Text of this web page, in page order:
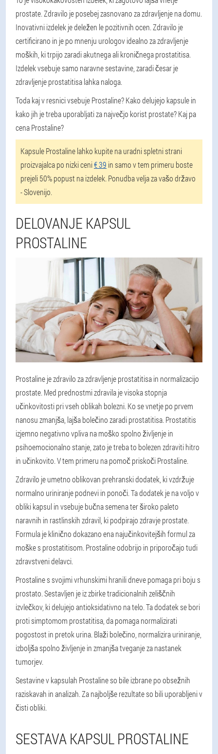
prostate. Zdravilo je posebej zasnovano za zdravljenje na domu.
Inovativni izdelek je deležen le pozitivnih ocen. Zdravilo je
certificirano in je po mnenju urologov idealno za zdravljenje
moških, ki trpijo zaradi akutnega ali kroničnega prostatitisa.
Izdelek vsebuje samo naravne sestavine, zaradi česar je
zdravljenje prostatitisa lahka naloga.
Toda kaj v resnici vsebuje Prostaline? Kako delujejo kapsule in
kako jih je treba uporabljati za največjo korist prostate? Kaj pa
cena Prostaline?
Kapsule Prostaline lahko kupite na uradni spletni strani
proizvajalca po nizki ceni€ 39 in samo v tem primeru boste
prejeli 50% popust na izdelek. Ponudba velja za vašo državo
- Slovenijo.
DELOVANJE KAPSUL
PROSTALINE
Prostaline je zdravilo za zdravljenje prostatitisa in normalizacijo
prostate. Med prednostmi zdravila je visoka stopnja
učinkovitosti pri vseh oblikah bolezni. Ko se vnetje po prvem
nanosu zmanjša, lajša bolečino zaradi prostatitisa. Prostatitis
izjemno negativno vpliva na moško spolno življenje in
psihoemocionalno stanje, zato je treba to bolezen zdraviti hitro
in učinkovito. V tem primeru na pomoč priskoči Prostaline.
Zdravilo je umetno oblikovan prehranski dodatek, ki vzdržuje
normalno uriniranje podnevi in ponoči. Ta dodatek je na voljo v
obliki kapsul in vsebuje bučna semena ter široko paleto
naravnih in rastlinskih zdravil, ki podpirajo zdravje prostate.
Formula je klinično dokazano ena najučinkovitejših formul za
moške s prostatitisom. Prostaline odobrijo in priporočajo tudi
zdravstveni delavci.
Prostaline s svojimi vrhunskimi hranili dneve pomaga pri boju s
prostato. Sestavljen je iz zbirke tradicionalnih zeliščnih
izvlečkov, ki delujejo antioksidativno na telo. Ta dodatek se bori
proti simptomom prostatitisa, da pomaga normalizirati
pogostost in pretok urina. Blaži bolečino, normalizira uriniranje,
izboljša spolno življenje in zmanjša tveganje za nastanek
tumorjev.
Sestavine v kapsulah Prostaline so bile izbrane po obsežnih
raziskavah in analizah. Za najboljše rezultate so bili uporabljeni v
čisti obliki.
SESTAVA KAPSUL PROSTALINE